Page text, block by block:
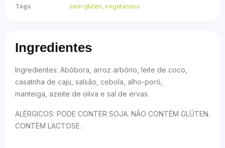
Tags
sem glúten, vegetariano
Ingredientes
Ingredientes: Abóbora, arroz arbório, leite de coco,
casatnha de caju, salsão, cebola, alho-poró,
manteiga, azeite de oliva e sal de ervas.
ALÉRGICOS: PODE CONTER SOJA. NÃO CONTÉM GLÚTEN.
CONTÉM LACTOSE.